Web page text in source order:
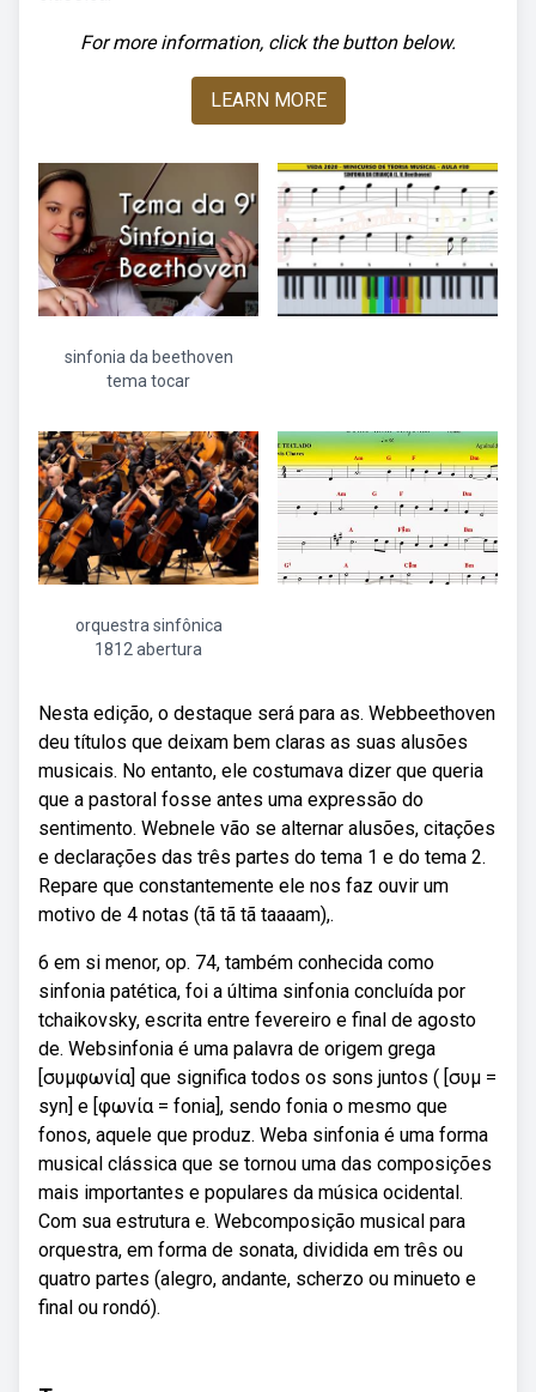
For more information, click the button below.
LEARN MORE
sinfonia da beethoven
tema tocar
orquestra sinfônica
1812 abertura
Nesta edição, o destaque será para as. Webbeethoven
deu títulos que deixam bem claras as suas alusões
musicais. No entanto, ele costumava dizer que queria
que a pastoral fosse antes uma expressão do
sentimento. Webnele vão se alternar alusões, citações
e declarações das três partes do tema 1 e do tema 2.
Repare que constantemente ele nos faz ouvir um
motivo de 4 notas (tã tã tã taaaam),.
6 em si menor, op. 74, também conhecida como
sinfonia patética, foi a última sinfonia concluída por
tchaikovsky, escrita entre fevereiro e final de agosto
de. Websinfonia é uma palavra de origem grega
[συμφωνία] que significa todos os sons juntos ( [συμ =
syn] e [φωνία = fonia], sendo fonia o mesmo que
fonos, aquele que produz. Weba sinfonia é uma forma
musical clássica que se tornou uma das composições
mais importantes e populares da música ocidental.
Com sua estrutura e. Webcomposição musical para
orquestra, em forma de sonata, dividida em três ou
quatro partes (alegro, andante, scherzo ou minueto e
final ou rondó).